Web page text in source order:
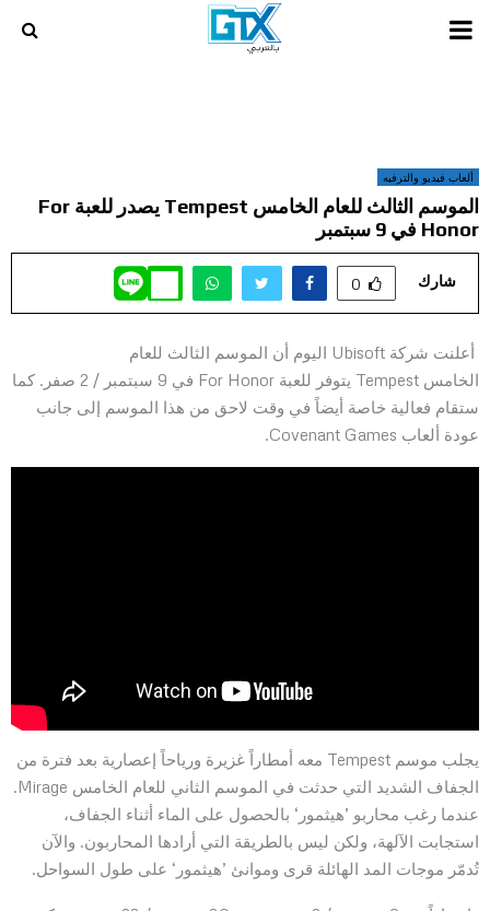
PRIMARY
ألعاب فيديو والترفيه
الموسم الثالث للعام الخامس Tempest يصدر للعبة For
Honor في 9 سبتمبر
شارك 0
أعلنت شركة Ubisoft اليوم أن الموسم الثالث للعام
الخامس Tempest يتوفر للعبة For Honor في 9 سبتمبر / 2 صفر. كما
ستقام فعالية خاصة أيضاً في وقت لاحق من هذا الموسم إلى جانب
عودة ألعاب Covenant Games.
يجلب موسم Tempest معه أمطاراً غزيرة ورياحاً إعصارية بعد فترة من
الجفاف الشديد التي حدثت في الموسم الثاني للعام الخامس Mirage.
عندما رغب محاربو ’هيثمور‘ بالحصول على الماء أثناء الجفاف،
استجابت الآلهة، ولكن ليس بالطريقة التي أرادها المحاربون. والآن
تُدمّر موجات المد الهائلة قرى وموانئ ’هيثمور‘ على طول السواحل.